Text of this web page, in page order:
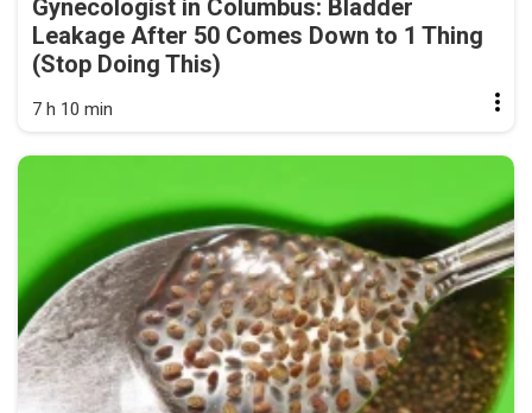
Gynecologist in Columbus: Bladder
Leakage After 50 Comes Down to 1 Thing
(Stop Doing This)
7 h 10 min